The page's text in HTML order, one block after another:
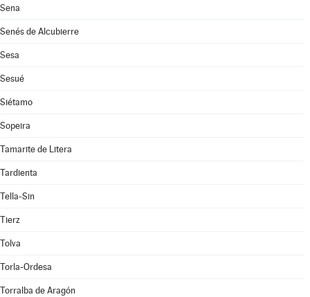
Sena
Senés de Alcubierre
Sesa
Sesué
Siétamo
Sopeira
Tamarite de Litera
Tardienta
Tella-Sin
Tierz
Tolva
Torla-Ordesa
Torralba de Aragón